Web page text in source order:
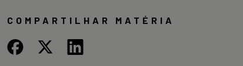
COMPARTILHAR MATÉRIA